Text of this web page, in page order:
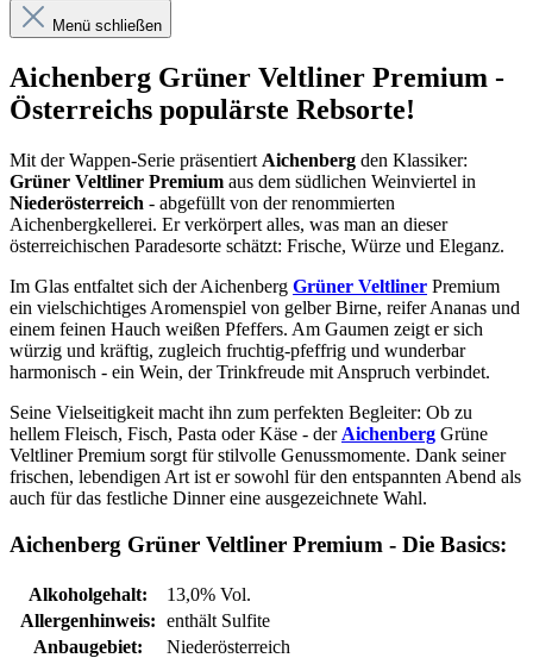
Menü schließen
Aichenberg Grüner Veltliner Premium -
Österreichs populärste Rebsorte!
Mit der Wappen-Serie präsentiert Aichenberg den Klassiker:
Grüner Veltliner Premium aus dem südlichen Weinviertel in
Niederösterreich - abgefüllt von der renommierten
Aichenbergkellerei. Er verkörpert alles, was man an dieser
österreichischen Paradesorte schätzt: Frische, Würze und Eleganz.
Im Glas entfaltet sich der Aichenberg Grüner Veltliner Premium
ein vielschichtiges Aromenspiel von gelber Birne, reifer Ananas und
einem feinen Hauch weißen Pfeffers. Am Gaumen zeigt er sich
würzig und kräftig, zugleich fruchtig-pfeffrig und wunderbar
harmonisch - ein Wein, der Trinkfreude mit Anspruch verbindet.
Seine Vielseitigkeit macht ihn zum perfekten Begleiter: Ob zu
hellem Fleisch, Fisch, Pasta oder Käse - der Aichenberg Grüne
Veltliner Premium sorgt für stilvolle Genussmomente. Dank seiner
frischen, lebendigen Art ist er sowohl für den entspannten Abend als
auch für das festliche Dinner eine ausgezeichnete Wahl.
Aichenberg Grüner Veltliner Premium - Die Basics:
Alkoholgehalt:
13,0% Vol.
Allergenhinweis: enthält Sulfite
Anbaugebiet:
Niederösterreich